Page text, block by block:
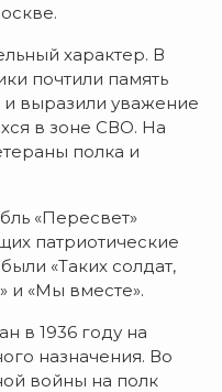
характер. В
почтили память
выразили уважение
в зоне СВО. На
полка и
«Пересвет»
патриотические
«Таких солдат,
и «Мы вместе».
в 1936 году на
назначения. Во
войны на полк